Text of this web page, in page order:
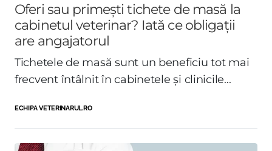
Oferi sau primești tichete de masă la
cabinetul veterinar? Iată ce obligații
are angajatorul
Tichetele de masă sunt un beneficiu tot mai
frecvent întâlnit în cabinetele și clinicile...
ECHIPA VETERINARUL.RO